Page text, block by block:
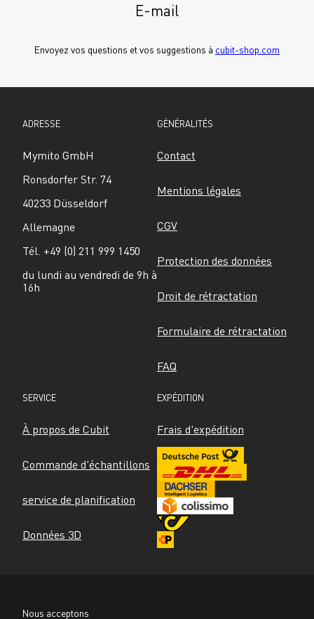
E-mail
Envoyez vos questions et vos suggestions à cubit-shop.com
ADRESSE
Mymito GmbH
Ronsdorfer Str. 74
40233 Düsseldorf
Allemagne
Tél. +49 (0) 211 999 1450
du lundi au vendredi de 9h à
16h
GÉNÉRALITÉS
Contact
Mentions légales
CGV
Protection des données
Droit de rétractation
Formulaire de rétractation
FAQ
SERVICE
À propos de Cubit
Commande d'échantillons
service de planification
Données 3D
EXPÉDITION
Frais d'expédition
Nous acceptons